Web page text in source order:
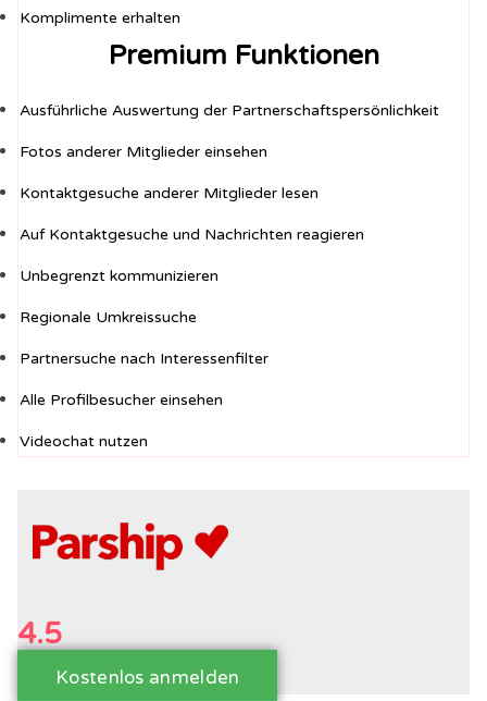
Komplimente erhalten
Premium Funktionen
Ausführliche Auswertung der Partnerschaftspersönlichkeit
Fotos anderer Mitglieder einsehen
Kontaktgesuche anderer Mitglieder lesen
Auf Kontaktgesuche und Nachrichten reagieren
Unbegrenzt kommunizieren
Regionale Umkreissuche
Partnersuche nach Interessenfilter
Alle Profilbesucher einsehen
Videochat nutzen
4.5
Kostenlos anmelden